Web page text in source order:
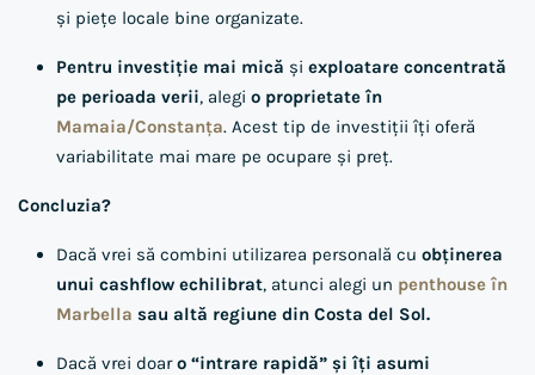
și piețe locale bine organizate.
Pentru investiție mai mică și exploatare concentrată
pe perioada verii, alegi o proprietate în
Mamaia/Constanța. Acest tip de investiții îți oferă
variabilitate mai mare pe ocupare și preț.
Concluzia?
Dacă vrei să combini utilizarea personală cu obținerea
unui cashflow echilibrat, atunci alegi un penthouse în
Marbella sau altă regiune din Costa del Sol.
Dacă vrei doaro “intrare rapidă” și îți asumi